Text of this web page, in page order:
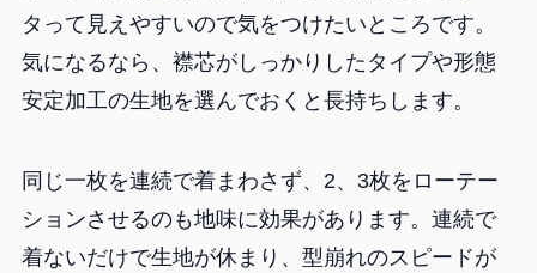
タって見えやすいので気をつけたいところです。
気になるなら、襟芯がしっかりしたタイプや形態
安定加工の生地を選んでおくと長持ちします。
同じ一枚を連続で着まわさず、2、3枚をローテー
ションさせるのも地味に効果があります。連続で
着ないだけで生地が休まり、型崩れのスピードが